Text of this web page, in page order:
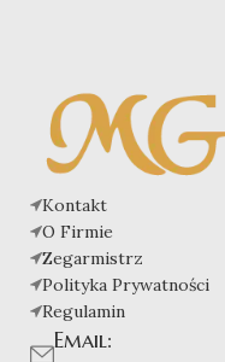
Kontakt
O Firmie
Zegarmistrz
Polityka Prywatności
Regulamin
Email: